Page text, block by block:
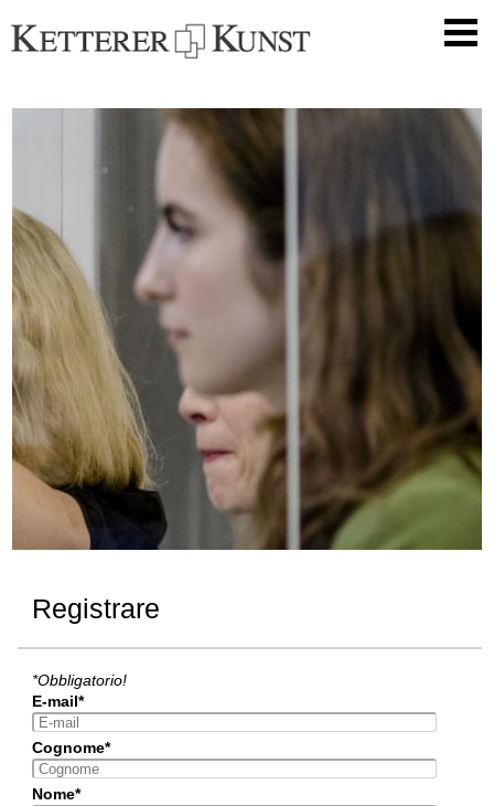
Registrare
*Obbligatorio!
E-mail*
Cognome*
Nome*